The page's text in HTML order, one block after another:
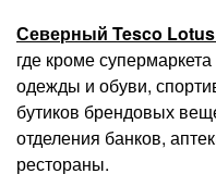
Северный Tesco
где кроме
одежды и обуви,
бутиков брендовых
отделения банков,
рестораны.